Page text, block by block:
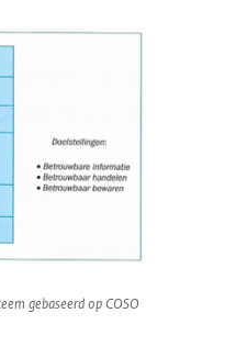
gebaseerd op COSO